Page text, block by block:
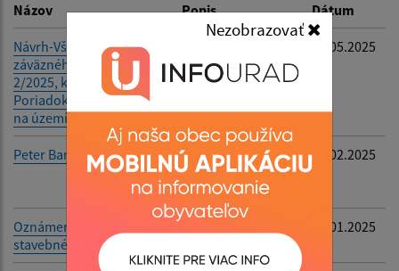
Filtrovať Reset
Názov Popis Dátum
Návrh-Všeobecne
záväzného nariadenia č.
2/2025, ktorým sa vydáva
Poriadok pre pohrebiská
na území obce Bystré
16.05.2025
Peter Barč
Oznámenie o
zrušení trvalého
pobytu
21.02.2025
Oznámenie o začatí
stavebného konania
08.01.2025
Nezobrazovať